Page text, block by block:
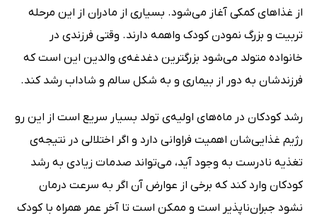
از غذاهای کمکی آغاز می‌شود. بسیاری از مادران از این مرحله
تربیت و بزرگ نمودن کودک واهمه دارند. وقتی فرزندی در
خانواده متولد می‌شود بزرگترین دغدغه‌ی والدین این است که
فرزندشان به دور از بیماری و به شکل سالم و شاداب رشد کند.
رشد کودکان در ماه‌های اولیه‌ی تولد بسیار سریع است از این رو
رژیم غذایی‌شان اهمیت فراوانی دارد و اگر اختلالی در نتیجه‌ی
تغذیه نادرست به وجود آید، می‌تواند صدمات زیادی به رشد
کودکان وارد کند که برخی از عوارض آن اگر به سرعت درمان
نشود جبران‌ناپذیر است و ممکن است تا آخر عمر همراه با کودک